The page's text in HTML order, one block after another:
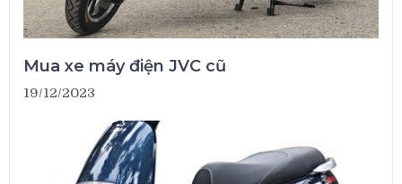
Mua xe máy điện JVC cũ
19/12/2023